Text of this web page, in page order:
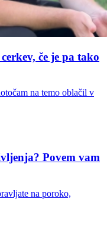
če je pa tako
na temo oblačil v
Povem vam
na poroko,